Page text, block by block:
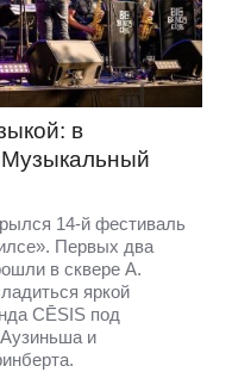
в
14-й фестиваль
Первых два
в сквере А.
яркой
CĒSIS под
и